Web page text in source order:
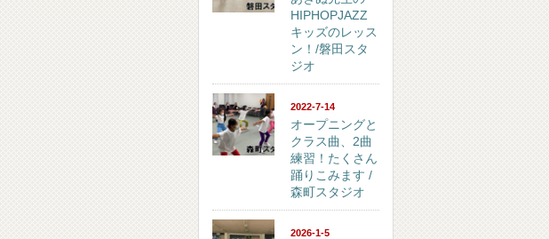
HIPHOPJAZZ
キッズのレッス
ン！/磐田スタ
ジオ
2022-7-14
オープニングと
クラス曲、2曲
練習！たくさん
踊りこみます /
森町スタジオ
2026-1-5